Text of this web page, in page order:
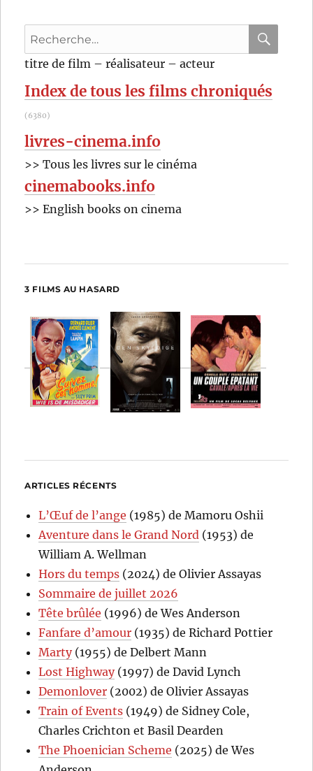
Rossellini
Recherche
pour
:
titre de film – réalisateur – acteur
Index de tous les films chroniqués
(6380)
livres-cinema.info
>> Tous les livres sur le cinéma
cinemabooks.info
>> English books on cinema
3 FILMS AU HASARD
ARTICLES RÉCENTS
L’Œuf de l’ange (1985) de Mamoru Oshii
Aventure dans le Grand Nord (1953) de
William A. Wellman
Hors du temps (2024) de Olivier Assayas
Sommaire de juillet 2026
Tête brûlée (1996) de Wes Anderson
Fanfare d’amour (1935) de Richard Pottier
Marty(1955) de Delbert Mann
Lost Highway(1997) de David Lynch
Demonlover (2002) de Olivier Assayas
Train of Events (1949) de Sidney Cole,
Charles Crichton et Basil Dearden
The Phoenician Scheme (2025) de Wes